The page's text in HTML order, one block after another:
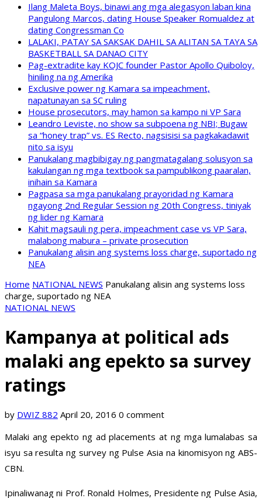
Ilang Maleta Boys, binawi ang mga alegasyon laban kina
Pangulong Marcos, dating House Speaker Romualdez at
dating Congressman Co
LALAKI, PATAY SA SAKSAK DAHIL SA ALITAN SA TAYA SA
BASKETBALL SA DANAO CITY
Pag-extradite kay KOJC founder Pastor Apollo Quiboloy,
hiniling na ng Amerika
Exclusive power ng Kamara sa impeachment,
napatunayan sa SC ruling
House prosecutors, may hamon sa kampo ni VP Sara
Leandro Leviste, no show sa subpoena ng NBI; Bugaw
sa “honey trap” vs. ES Recto, nagsisisi sa pagkakadawit
nito sa isyu
Panukalang magbibigay ng pangmatagalang solusyon sa
kakulangan ng mga textbook sa pampublikong paaralan,
inihain sa Kamara
Pagpasa sa mga panukalang prayoridad ng Kamara
ngayong 2nd Regular Session ng 20th Congress, tiniyak
ng lider ng Kamara
Kahit magsauli ng pera, impeachment case vs VP Sara,
malabong mabura – private prosecution
Panukalang alisin ang systems loss charge, suportado ng
NEA
Home NATIONAL NEWS Panukalang alisin ang systems loss
charge, suportado ng NEA
NATIONAL NEWS
Kampanya at political ads
malaki ang epekto sa survey
ratings
by DWIZ 882 April 20, 2016 0 comment
Malaki ang epekto ng ad placements at ng mga lumalabas sa
isyu sa resulta ng survey ng Pulse Asia na kinomisyon ng ABS-
CBN.
Ipinaliwanag ni Prof. Ronald Holmes, Presidente ng Pulse Asia,